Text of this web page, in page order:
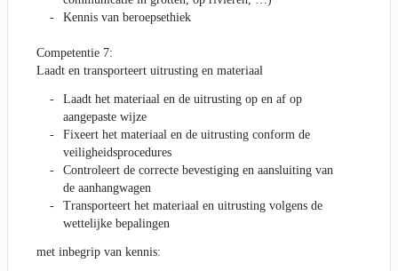
Kennis van beroepsethiek
Competentie 7:
Laadt en transporteert uitrusting en materiaal
Laadt het materiaal en de uitrusting op en af op
aangepaste wijze
Fixeert het materiaal en de uitrusting conform de
veiligheidsprocedures
Controleert de correcte bevestiging en aansluiting van
de aanhangwagen
Transporteert het materiaal en uitrusting volgens de
wettelijke bepalingen
met inbegrip van kennis: